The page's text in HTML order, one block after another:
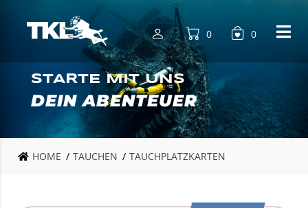
0 0
STARTE MIT UNS
DEIN ABENTEUER
HOME TAUCHEN TAUCHPLATZKARTEN